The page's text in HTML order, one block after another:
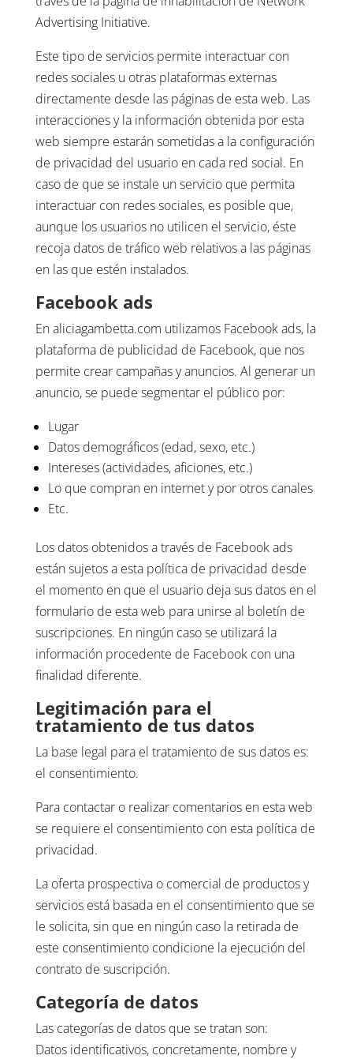
Advertising Initiative.
Este tipo de servicios permite interactuar con
redes sociales u otras plataformas externas
directamente desde las páginas de esta web. Las
interacciones y la información obtenida por esta
web siempre estarán sometidas a la configuración
de privacidad del usuario en cada red social. En
caso de que se instale un servicio que permita
interactuar con redes sociales, es posible que,
aunque los usuarios no utilicen el servicio, éste
recoja datos de tráfico web relativos a las páginas
en las que estén instalados.
Facebook ads
En aliciagambetta.com utilizamos Facebook ads, la
plataforma de publicidad de Facebook, que nos
permite crear campañas y anuncios. Al generar un
anuncio, se puede segmentar el público por:
Lugar
Datos demográficos (edad, sexo, etc.)
Intereses (actividades, aficiones, etc.)
Lo que compran en internet y por otros canales
Etc.
Los datos obtenidos a través de Facebook ads
están sujetos a esta política de privacidad desde
el momento en que el usuario deja sus datos en el
formulario de esta web para unirse al boletín de
suscripciones. En ningún caso se utilizará la
información procedente de Facebook con una
finalidad diferente.
Legitimación para el
tratamiento de tus datos
La base legal para el tratamiento de sus datos es:
el consentimiento.
Para contactar o realizar comentarios en esta web
se requiere el consentimiento con esta política de
privacidad.
La oferta prospectiva o comercial de productos y
servicios está basada en el consentimiento que se
le solicita, sin que en ningún caso la retirada de
este consentimiento condicione la ejecución del
contrato de suscripción.
Categoría de datos
Las categorías de datos que se tratan son:
Datos identificativos, concretamente, nombre y